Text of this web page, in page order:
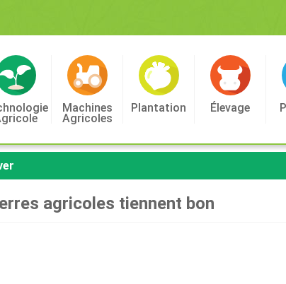
Machines
Agricoles
Plantation Élevage
agricoles tiennent bon